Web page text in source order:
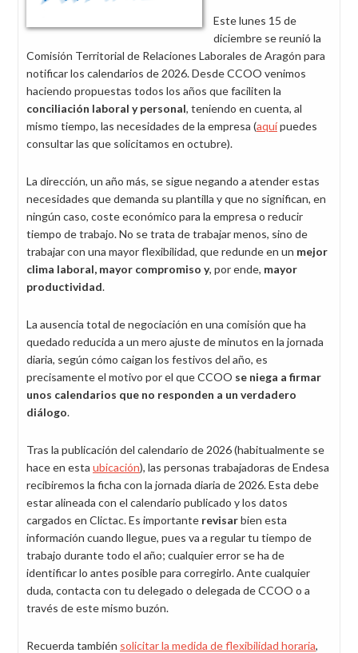
Este lunes 15 de
diciembre se reunió la
Comisión Territorial de Relaciones Laborales de Aragón para
notificar los calendarios de 2026. Desde CCOO venimos
haciendo propuestas todos los años que faciliten la
conciliación laboral y personal, teniendo en cuenta, al
mismo tiempo, las necesidades de la empresa (aquípuedes
consultar las que solicitamos en octubre).
La dirección, un año más, se sigue negando a atender estas
necesidades que demanda su plantilla y que no significan, en
ningún caso, coste económico para la empresa o reducir
tiempo de trabajo. No se trata de trabajar menos, sino de
trabajar con una mayor flexibilidad, que redunde en un mejor
clima laboral, mayor compromiso y, por ende, mayor
productividad.
La ausencia total de negociación en una comisión que ha
quedado reducida a un mero ajuste de minutos en la jornada
diaria, según cómo caigan los festivos del año, es
precisamente el motivo por el que CCOO se niega a firmar
unos calendarios que no responden a un verdadero
diálogo.
Tras la publicación del calendario de 2026 (habitualmente se
hace en esta ubicación), las personas trabajadoras de Endesa
recibiremos la ficha con la jornada diaria de 2026. Esta debe
estar alineada con el calendario publicado y los datos
cargados en Clictac. Es importante revisarbien esta
información cuando llegue, pues va a regular tu tiempo de
trabajo durante todo el año; cualquier error se ha de
identificar lo antes posible para corregirlo. Ante cualquier
duda, contacta con tu delegado o delegada de CCOO o a
través de este mismo buzón.
Recuerda también solicitar la medida de flexibilidad horaria,